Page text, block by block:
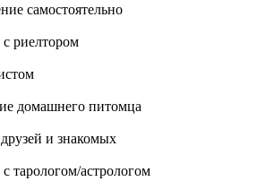
самостоятельно
риелтором
домашнего питомца
и знакомых
тарологом/астрологом